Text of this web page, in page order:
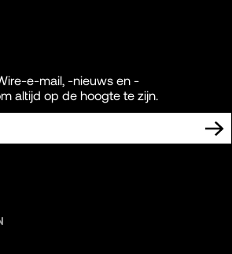
e-mail, -nieuws en -
altijd op de hoogte te zijn.